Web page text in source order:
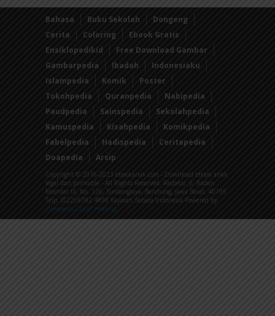
Bahasa Buku Sekolah
Dongeng
Cerita
Coloring
Ebook Gratis
Ensiklopedikid
Free Download Gambar
Gambarpedia
Ibadah
Indonesiaku
Islampedia
Komik
Poster
Tokohpedia
Quranpedia
Nabipedia
Paudpedia
Sainspedia
Sekolahpedia
Kamuspedia
Kisahpedia
Komikpedia
Fabelpedia
Hadispedia
Ceritapedia
Doapedia
Arsip
Copyright © 2016-2023 ebookanak.com - Download ebook anak
legal dan printable - All Rights Reserved. Redaksi: Jl. Raden
Mochtar III, No. 126, Sindanglaya, Bandung, Jawa Barat, 40195
Telp: (022) 8782 4898 Yayasan Sebaca Indonesia Powered by
Dewaweb Cloud Hosting